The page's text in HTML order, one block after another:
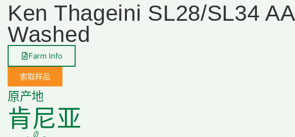
Ken Thageini SL28/SL34 AA
Washed
Farm Info
索取样品
原产地
肯尼亚